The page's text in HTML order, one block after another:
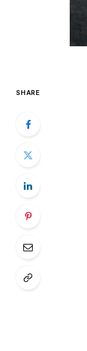
SHARE